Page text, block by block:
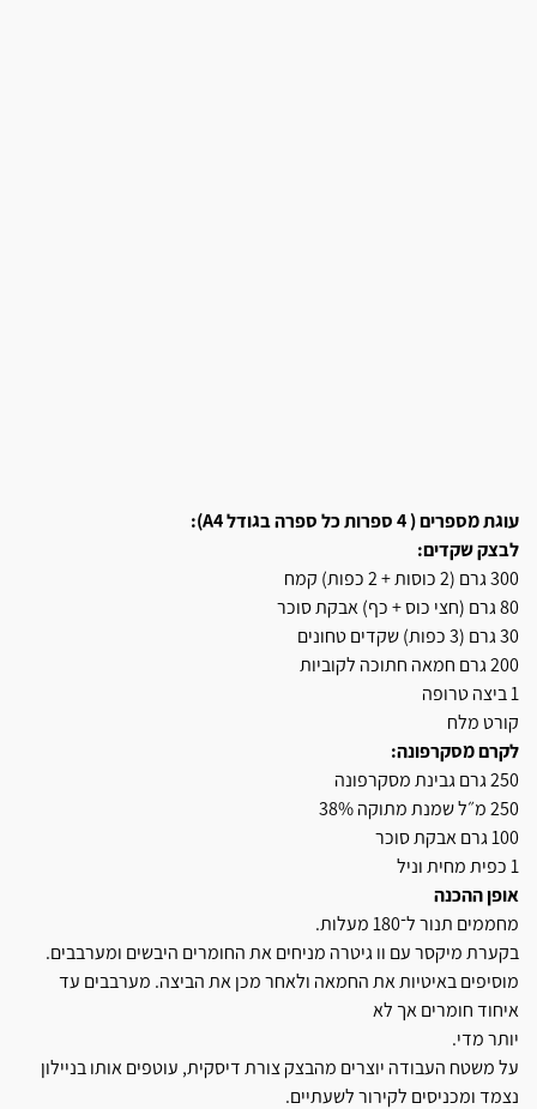
עוגת מספרים ( 4 ספרות כל ספרה בגודל A4):
לבצק שקדים:
300 גרם (2 כוסות + 2 כפות) קמח
80 גרם (חצי כוס + כף) אבקת סוכר
30 גרם (3 כפות) שקדים טחונים
200 גרם חמאה חתוכה לקוביות
1 ביצה טרופה
קורט מלח
לקרם מסקרפונה:
250 גרם גבינת מסקרפונה
250 מ״ל שמנת מתוקה 38%
100 גרם אבקת סוכר
1 כפית מחית וניל
אופן ההכנה
מחממים תנור ל־180 מעלות.
בקערת מיקסר עם וו גיטרה מניחים את החומרים היבשים ומערבבים.
מוסיפים באיטיות את החמאה ולאחר מכן את הביצה. מערבבים עד
איחוד חומרים אך לא
יותר מדי.
על משטח העבודה יוצרים מהבצק צורת דיסקית, עוטפים אותו בניילון
נצמד ומכניסים לקירור לשעתיים.